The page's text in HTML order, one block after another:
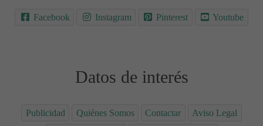
Facebook Instagram Pinterest Youtube
Datos de interés
Publicidad Quiénes Somos Contactar Aviso Legal